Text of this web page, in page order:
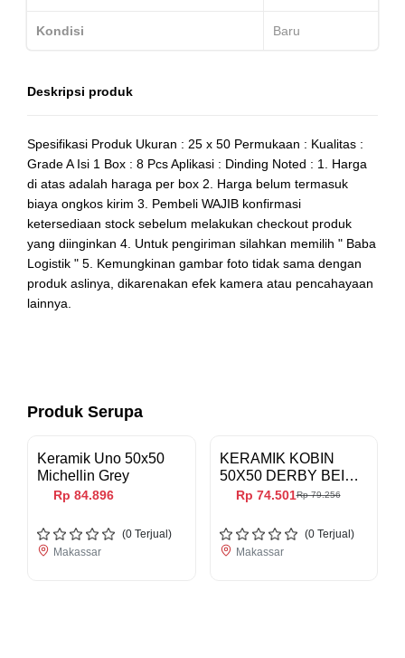
Kondisi Baru
Deskripsi produk
Spesifikasi Produk Ukuran : 25 x 50 Permukaan : Kualitas :
Grade A Isi 1 Box : 8 Pcs Aplikasi : Dinding Noted : 1. Harga
di atas adalah haraga per box 2. Harga belum termasuk
biaya ongkos kirim 3. Pembeli WAJIB konfirmasi
ketersediaan stock sebelum melakukan checkout produk
yang diinginkan 4. Untuk pengiriman silahkan memilih " Baba
Logistik " 5. Kemungkinan gambar foto tidak sama dengan
produk aslinya, dikarenakan efek kamera atau pencahayaan
lainnya.
Produk Serupa
Keramik Uno 50x50
Michellin Grey
Rp 84.896
(0 Terjual)
Makassar
KERAMIK KOBIN
50X50 DERBY BEIGE
KWB
Rp 74.501Rp 79.256
(0Terjual)
Makassar